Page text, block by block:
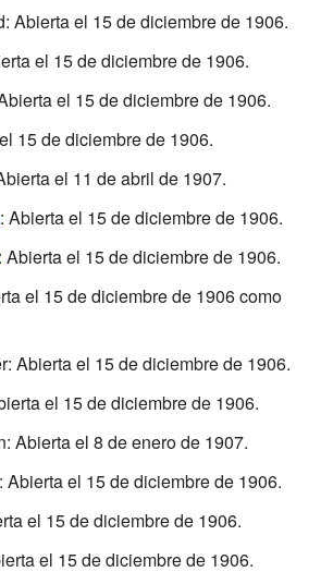
Abierta el 15 de diciembre de 1906.
el 15 de diciembre de 1906.
el 15 de diciembre de 1906.
15 de diciembre de 1906.
el 11 de abril de 1907.
: Abierta el 15 de diciembre de 1906.
: Abierta el 15 de diciembre de 1906.
el 15 de diciembre de 1906 como
Abierta el 15 de diciembre de 1906.
el 15 de diciembre de 1906.
Abierta el 8 de enero de 1907.
Abierta el 15 de diciembre de 1906.
el 15 de diciembre de 1906.
el 15 de diciembre de 1906.